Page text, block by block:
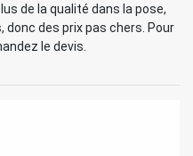
de la qualité dans la pose,
des prix pas chers. Pour
le devis.